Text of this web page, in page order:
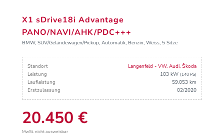
X1 sDrive18i Advantage
PANO/NAVI/AHK/PDC+++
BMW, SUV/Geländewagen/Pickup, Automatik, Benzin, Weiss, 5 Sitze
Standort
Langenfeld - VW, Audi, Škoda
Leistung
103 kW (140 PS)
Laufleistung
59.053 km
Erstzulassung
02/2020
20.450 €
MwSt. nicht ausweisbar